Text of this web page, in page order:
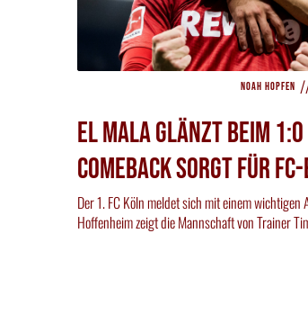
Noah Hopfen
El Mala glänzt beim
Comeback sorgt für
Der 1. FC Köln meldet sich mit einem
Hoffenheim zeigt die Mannschaft von Trainer